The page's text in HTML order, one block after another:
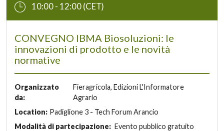
10:00 - 12:00 (CET)
CONVEGNO IBMA Biosoluzioni: le
innovazioni di prodotto e le novità
normative
Organizzato
da:
Fieragricola, Edizioni L'Informatore
Agrario
Location: Padiglione 3 - Tech Forum Arancio
Modalità di partecipazione: Evento pubblico gratuito